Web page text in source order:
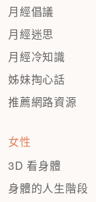
月經倡議
月經迷思
月經冷知識
姊妹掏心話
推薦網路資源
女性
3D 看身體
身體的人生階段